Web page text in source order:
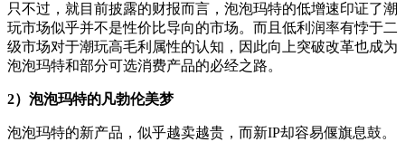
只不过，就目前披露的财报而言，泡泡玛特的低增速印证了潮
玩市场似乎并不是性价比导向的市场。而且低利润率有悖于二
级市场对于潮玩高毛利属性的认知，因此向上突破改革也成为
泡泡玛特和部分可选消费产品的必经之路。
2）泡泡玛特的凡勃伦美梦
泡泡玛特的新产品，似乎越卖越贵，而新IP却容易偃旗息鼓。